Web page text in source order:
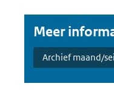
Meer
Archief maand/